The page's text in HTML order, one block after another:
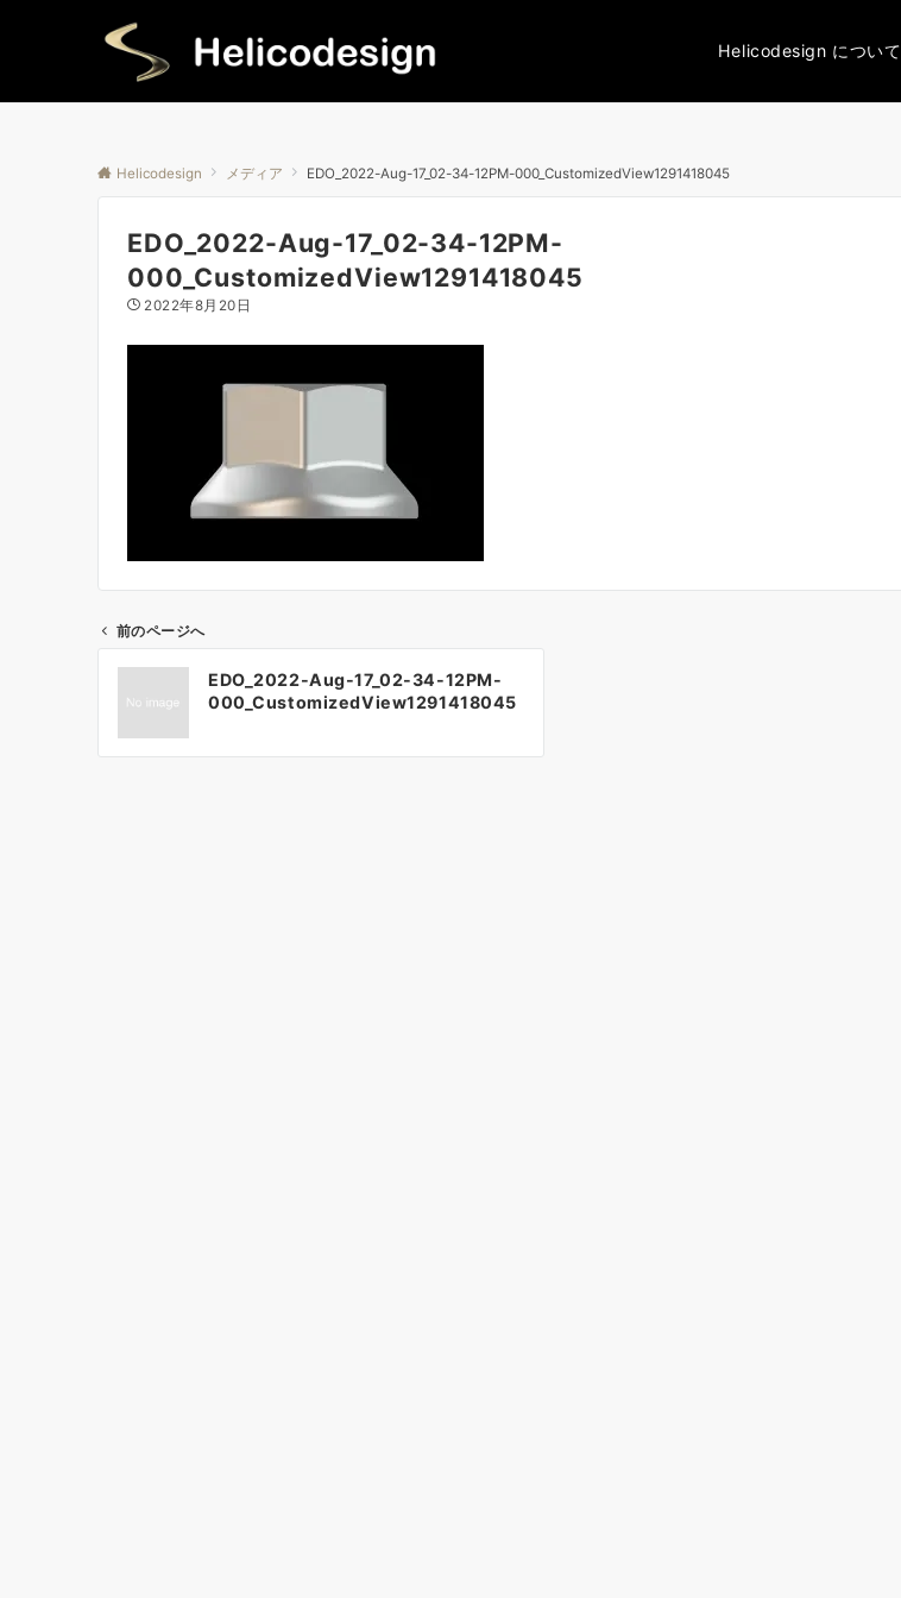
Helicodesign について
Helicodesign メディア EDO_2022-Aug-17_02-34-12PM-000_CustomizedView1291418045
EDO_2022-Aug-17_02-34-12PM-
000_CustomizedView1291418045
2022年8月20日
ビ
前のページへ
EDO_2022-Aug-17_02-34-12PM-
000_CustomizedView1291418045